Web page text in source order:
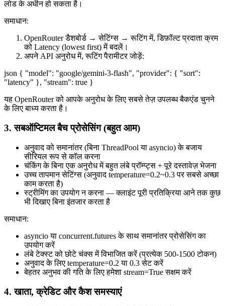
लोड के अधीन हो सकता है।
समाधान:
OpenRouter डैशबोर्ड → सेटिंग्स → रूटिंग में, डिफ़ॉल्ट प्रदाता क्रम
को Latency (lowest first) में बदलें।
अपने API अनुरोध में, रूटिंग पैरामीटर जोड़ें:
json { "model": "google/gemini-3-flash", "provider": { "sort":
"latency" }, "stream": true }
यह OpenRouter को आपके अनुरोध के लिए सबसे तेज़ उपलब्ध बैकएंड चुनने
के लिए बाध्य करता है।
3. सबऑप्टिमल बैच प्रोसेसिंग (बहुत आम)
अनुवाद को समानांतर (बिना ThreadPool या asyncio) के बजाय
सीरियल रूप से कॉल करना
चंकिंग के बिना एक अनुरोध में बहुत लंबे प्रॉम्प्ट्स + पूरे दस्तावेज़ भेजना
उच्च तापमान सेटिंग्स (अनुवाद temperature=0.2~0.3 पर सबसे अच्छा
काम करता है)
स्ट्रीमिंग का उपयोग न करना — क्लाइंट पूरी प्रतिक्रिया आने तक कुछ
भी दिखाए बिना इंतजार करता है
समाधान:
asyncio या concurrent.futures के साथ समानांतर प्रोसेसिंग का
उपयोग करें
लंबे टेक्स्ट को छोटे चंक्स में विभाजित करें (प्रत्येक 500-1500 टोकन)
अनुवाद के लिए temperature=0.2 या 0.3 सेट करें
बेहतर अनुभव की गति के लिए हमेशा stream=True सक्षम करें
4. खाता, क्रेडिट और कैश समस्याएं